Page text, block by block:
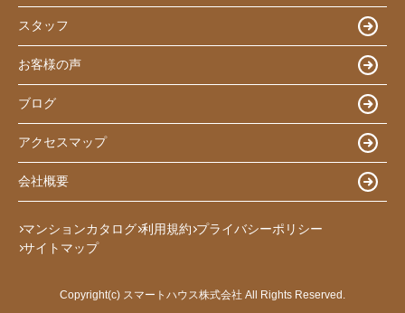
スタッフ
お客様の声
ブログ
アクセスマップ
会社概要
マンションカタログ 利用規約 プライバシーポリシー
サイトマップ
Copyright(c) スマートハウス株式会社 All Rights Reserved.